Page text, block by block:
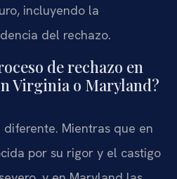
incluyendo la
del rechazo.
de rechazo en
Virginia o Maryland?
diferente. Mientras que en
por su rigor y el castigo